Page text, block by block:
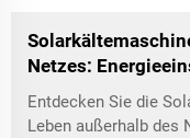
Netzes:
Entdecken Sie die
Leben außerhalb des